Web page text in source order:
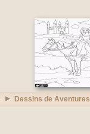
Dessins de Aventures